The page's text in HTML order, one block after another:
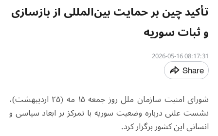
تأکید چین بر حمایت بین‌المللی از بازسازی
و ثبات سوریه
08:17:31 2026-05-16
Share
شورای امنیت سازمان ملل روز جمعه ۱۵ مه (۲۵ اردیبهشت)،
نشست علنی درباره وضعیت سوریه با تمرکز بر ابعاد سیاسی و
انسانی این کشور برگزار کرد.